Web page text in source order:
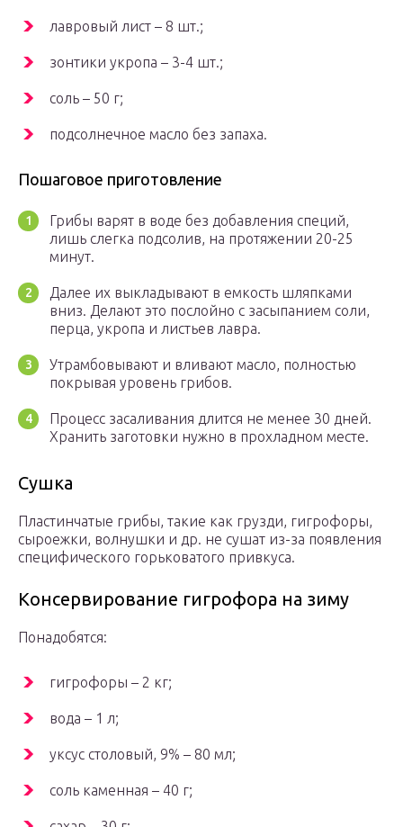
лавровый лист – 8 шт.;
зонтики укропа – 3-4 шт.;
соль – 50 г;
подсолнечное масло без запаха.
Пошаговое приготовление
Грибы варят в воде без добавления специй,
лишь слегка подсолив, на протяжении 20-25
минут.
Далее их выкладывают в емкость шляпками
вниз. Делают это послойно с засыпанием соли,
перца, укропа и листьев лавра.
Утрамбовывают и вливают масло, полностью
покрывая уровень грибов.
Процесс засаливания длится не менее 30 дней.
Хранить заготовки нужно в прохладном месте.
Сушка
Пластинчатые грибы, такие как грузди, гигрофоры,
сыроежки, волнушки и др. не сушат из-за появления
специфического горьковатого привкуса.
Консервирование гигрофора на зиму
Понадобятся:
гигрофоры – 2 кг;
вода – 1 л;
уксус столовый, 9% – 80 мл;
соль каменная – 40 г;